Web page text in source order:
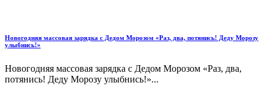
Новогодняя массовая зарядка с Дедом Морозом «Раз, два, потянись! Деду Морозу
улыбнись!»
Новогодняя массовая зарядка с Дедом Морозом «Раз, два,
потянись! Деду Морозу улыбнись!»...